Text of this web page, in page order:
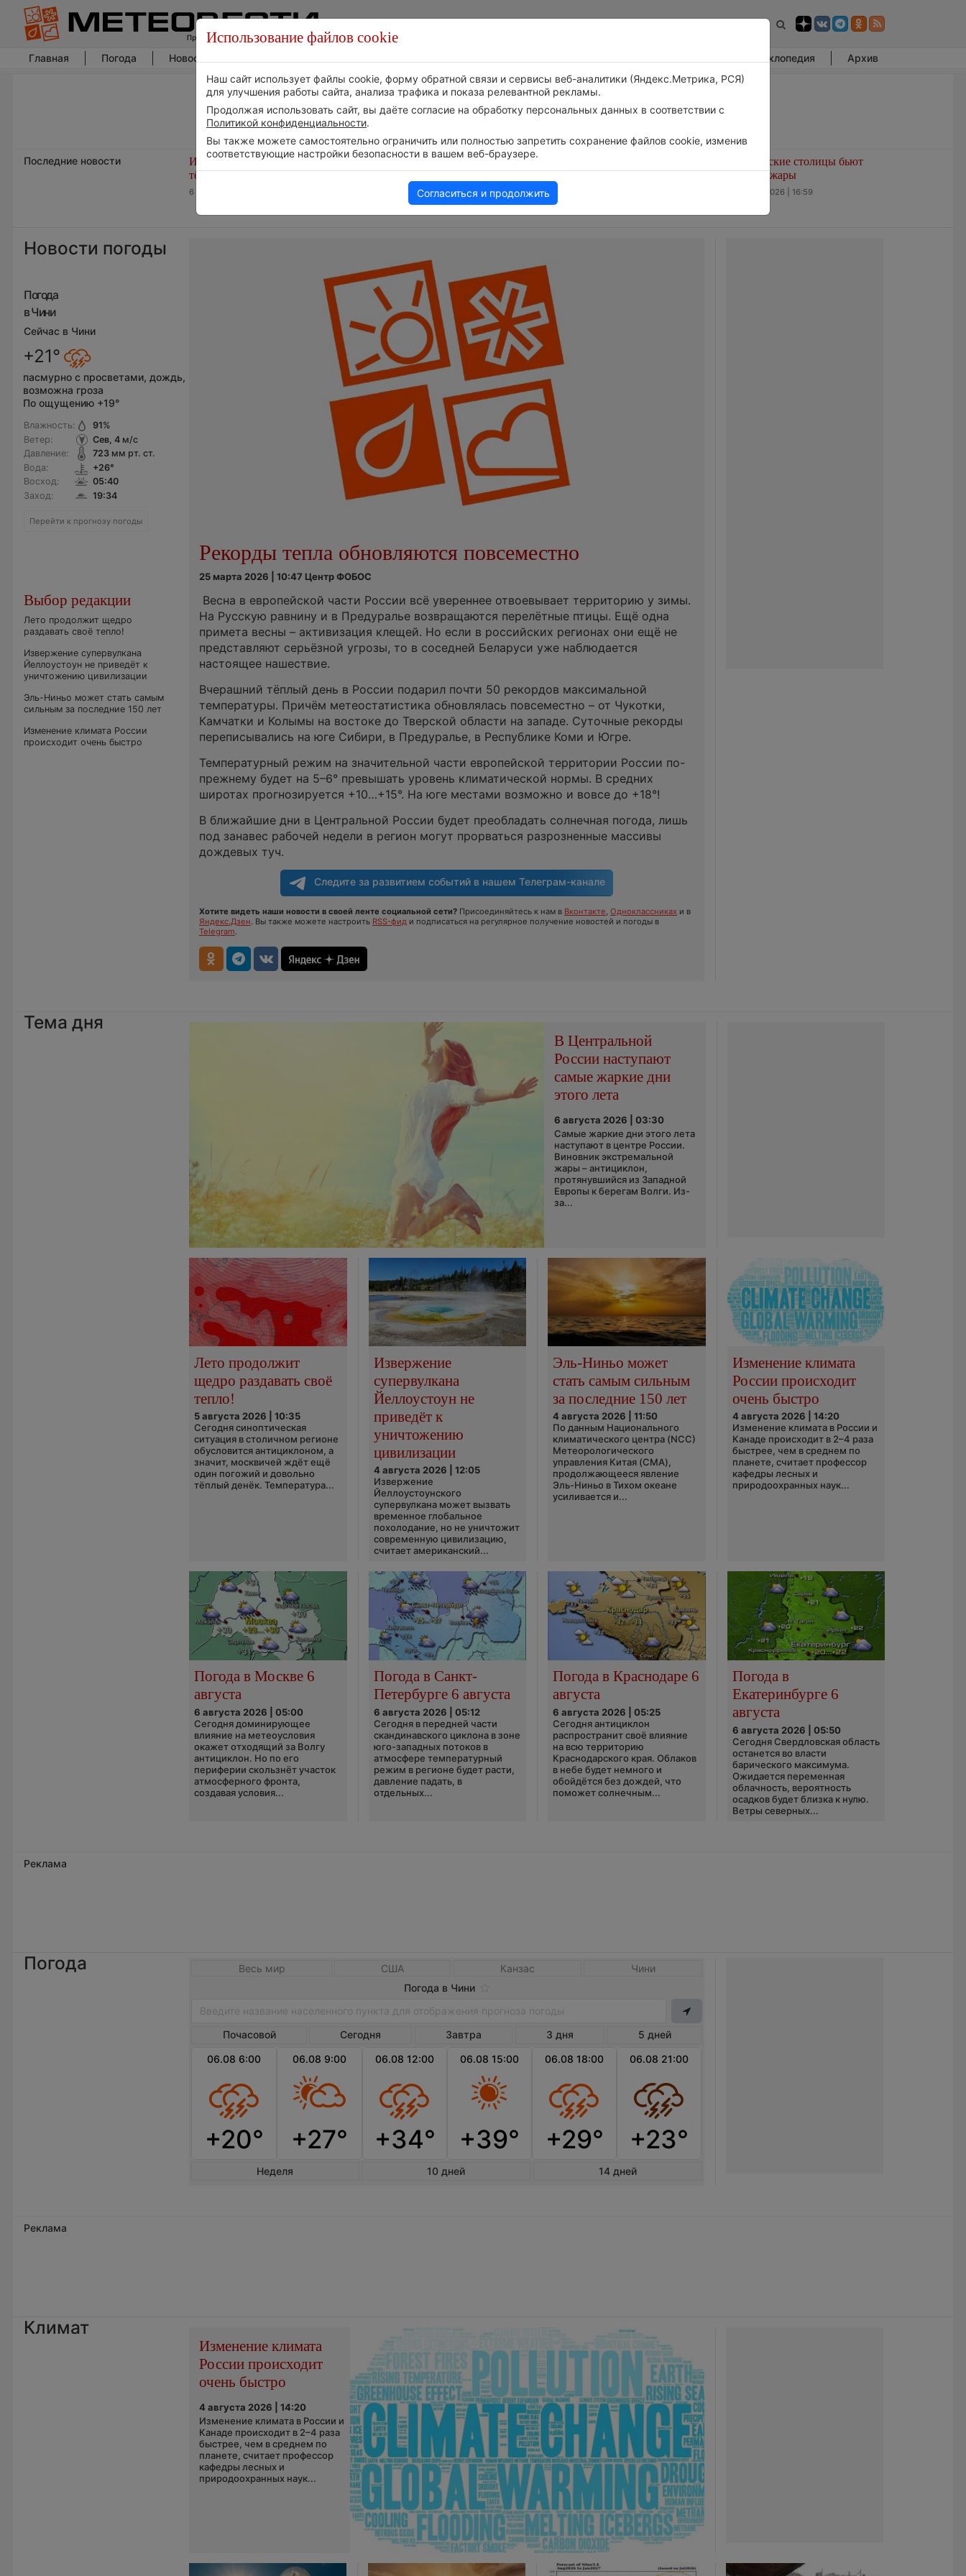
Главная Погода Новости погоды Энциклопедия Архив
Последние новости
Июль в России стал самым
тёплым за всю историю
6 августа 2026 | 07:16
Следите за развитием
событий в нашем
Телеграм-канале
ОАЭ превысила +51°
5 августа 2026 | 17:20
Европейские столицы бьют
рекорды жары
5 августа 2026 | 16:59
Новости погоды
Погода
в Чини
Сейчас в Чини
+21°
пасмурно с просветами, дождь,
возможна гроза
По ощущению +19°
Влажность:
Ветер:
Давление:
Вода:
Восход:
Заход:
91%
Сев, 4м/с
723мм рт. ст.
+26°
05:40
19:34
Перейти к прогнозу погоды
Выбор редакции
Лето продолжит щедро
раздавать своё тепло!
Извержение супервулкана
Йеллоустоун не приведёт к
уничтожению цивилизации
Эль-Ниньо может стать самым
сильным за последние 150 лет
Изменение климата России
происходит очень быстро
Рекорды тепла обновляются повсеместно
25 марта 2026 | 10:47 Центр ФОБОС
Весна в европейской части России всё увереннее отвоевывает территорию у зимы.
На Русскую равнину и в Предуралье возвращаются перелётные птицы. Ещё одна
примета весны – активизация клещей. Но если в российских регионах они ещё не
представляют серьёзной угрозы, то в соседней Беларуси уже наблюдается
настоящее нашествие.
Вчерашний тёплый день в России подарил почти 50 рекордов максимальной
температуры. Причём метеостатистика обновлялась повсеместно – от Чукотки,
Камчатки и Колымы на востоке до Тверской области на западе. Суточные рекорды
переписывались на юге Сибири, в Предуралье, в Республике Коми и Югре.
Температурный режим на значительной части европейской территории России по-
прежнему будет на 5–6° превышать уровень климатической нормы. В средних
широтах прогнозируется +10…+15°. На юге местами возможно и вовсе до +18°!
В ближайшие дни в Центральной России будет преобладать солнечная погода, лишь
под занавес рабочей недели в регион могут прорваться разрозненные массивы
дождевых туч.
Следите за развитием событий в нашем Телеграм-канале
Хотите видеть наши новости в своей ленте социальной сети?Присоединяйтесь к нам в Вконтакте, Одноклассникахи в
Яндекс.Дзен. Вы также можете настроить RSS-фиди подписаться на регулярное получение новостей и погоды в
Telegram.
Тема дня
В Центральной
России наступают
самые жаркие дни
этого лета
6 августа 2026 | 03:30
Самые жаркие дни этого лета
наступают в центре России.
Виновник экстремальной
жары – антициклон,
протянувшийся из Западной
Европы к берегам Волги. Из-
за...
Лето продолжит
щедро раздавать своё
тепло!
5 августа 2026 | 10:35
Сегодня синоптическая
ситуация в столичном регионе
обусловится антициклоном, а
значит, москвичей ждёт ещё
один погожий и довольно
тёплый денёк. Температура...
Извержение
супервулкана
Йеллоустоун не
приведёт к
уничтожению
цивилизации
4 августа 2026 | 12:05
Извержение
Йеллоустоунского
супервулкана может вызвать
временное глобальное
похолодание, но не уничтожит
современную цивилизацию,
считает американский...
Эль-Ниньо может
стать самым сильным
за последние 150 лет
4 августа 2026 | 11:50
По данным Национального
климатического центра (NCC)
Метеорологического
управления Китая (CMA),
продолжающееся явление
Эль-Ниньо в Тихом океане
усиливается и...
Изменение климата
России происходит
очень быстро
4 августа 2026 | 14:20
Изменение климата в России и
Канаде происходит в 2–4 раза
быстрее, чем в среднем по
планете, считает профессор
кафедры лесных и
природоохранных наук...
Погода в Москве 6
августа
6 августа 2026 | 05:00
Сегодня доминирующее
влияние на метеоусловия
окажет отходящий за Волгу
антициклон. Но по его
периферии скользнёт участок
атмосферного фронта,
создавая условия...
Погода в Санкт-
Петербурге 6 августа
6 августа 2026 | 05:12
Сегодня в передней части
скандинавского циклона в зоне
юго-западных потоков в
атмосфере температурный
режим в регионе будет расти,
давление падать, в
отдельных...
Погода в Краснодаре 6
августа
6 августа 2026 | 05:25
Сегодня антициклон
распространит своё влияние
на всю территорию
Краснодарского края. Облаков
в небе будет немного и
обойдётся без дождей, что
поможет солнечным...
Погода в
Екатеринбурге 6
августа
6 августа 2026 | 05:50
Сегодня Свердловская область
останется во власти
барического максимума.
Ожидается переменная
облачность, вероятность
осадков будет близка к нулю.
Ветры северных...
Реклама
Погода Весь мир США Канзас
Чини
Погода в Чини
Почасовой Сегодня Завтра 3 дня
5 дней
06.08 6:00
+20°
06.08 9:00
+27°
06.08 12:00
+34°
06.08 15:00
+39°
06.08 18:00
+29°
06.08 21:00
+23°
Неделя 10 дней 14 дней
Реклама
Климат
Изменение климата
России происходит
очень быстро
4 августа 2026 | 14:20
Изменение климата в России и
Канаде происходит в 2–4 раза
быстрее, чем в среднем по
планете, считает профессор
кафедры лесных и
природоохранных наук...
Использование файлов cookie
Наш сайт использует файлы cookie, форму обратной связи и сервисы веб-аналитики (Яндекс.Метрика, РСЯ)
для улучшения работы сайта, анализа трафика и показа релевантной рекламы.
Продолжая использовать сайт, вы даёте согласие на обработку персональных данных в соответствии с
Политикой конфиденциальности.
Вы также можете самостоятельно ограничить или полностью запретить сохранение файлов cookie, изменив
соответствующие настройки безопасности в вашем веб-браузере.
Согласиться и продолжить